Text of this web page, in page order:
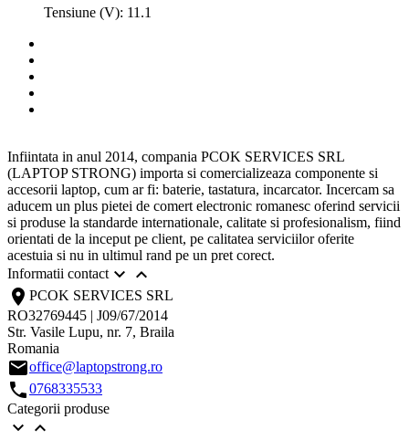
Tensiune (V): 11.1
Infiintata in anul 2014, compania PCOK SERVICES SRL
(LAPTOP STRONG) importa si comercializeaza componente si
accesorii laptop, cum ar fi: baterie, tastatura, incarcator. Incercam sa
aducem un plus pietei de comert electronic romanesc oferind servicii
si produse la standarde internationale, calitate si profesionalism, fiind
orientati de la inceput pe client, pe calitatea serviciilor oferite
acestuia si nu in ultimul rand pe un pret corect.
Informatii contact 
location_on PCOK SERVICES SRL
RO32769445 | J09/67/2014
Str. Vasile Lupu, nr. 7, Braila
Romania
emailoffice@laptopstrong.ro
call0768335533
Categorii produse
 